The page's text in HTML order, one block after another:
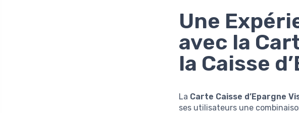
Une
avec la
la Caisse
La Carte Caisse d’Epargne
ses utilisateurs une